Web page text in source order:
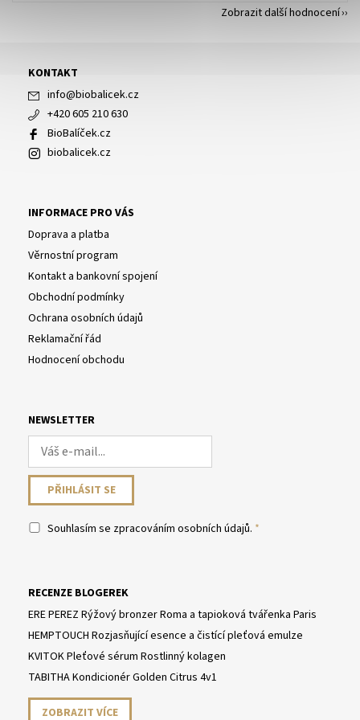
Zobrazit další hodnocení
KONTAKT
info@biobalicek.cz
+420 605 210 630
BioBalíček.cz
biobalicek.cz
INFORMACE PRO VÁS
Doprava a platba
Věrnostní program
Kontakt a bankovní spojení
Obchodní podmínky
Ochrana osobních údajů
Reklamační řád
Hodnocení obchodu
NEWSLETTER
Souhlasím se zpracováním osobních údajů.
RECENZE BLOGEREK
ERE PEREZ Rýžový bronzer Roma a tapioková tvářenka Paris
HEMPTOUCH Rozjasňující esence a čistící pleťová emulze
KVITOK Pleťové sérum Rostlinný kolagen
TABITHA Kondicionér Golden Citrus 4v1
ZOBRAZIT VÍCE